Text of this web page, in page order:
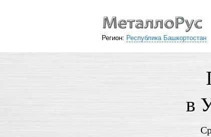
Регион: Республика Башкортостан
в